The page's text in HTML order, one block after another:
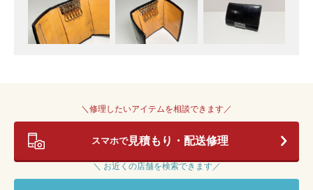
＼修理したいアイテムを相談できます／
スマホで見積もり・配送修理
＼ お近くの店舗を検索できます／